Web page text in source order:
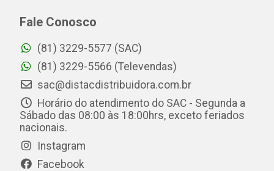
Fale Conosco
(81) 3229-5577 (SAC)
(81) 3229-5566 (Televendas)
sac@distacdistribuidora.com.br
Horário do atendimento do SAC - Segunda a
Sábado das 08:00 às 18:00hrs, exceto feriados
nacionais.
Instagram
Facebook